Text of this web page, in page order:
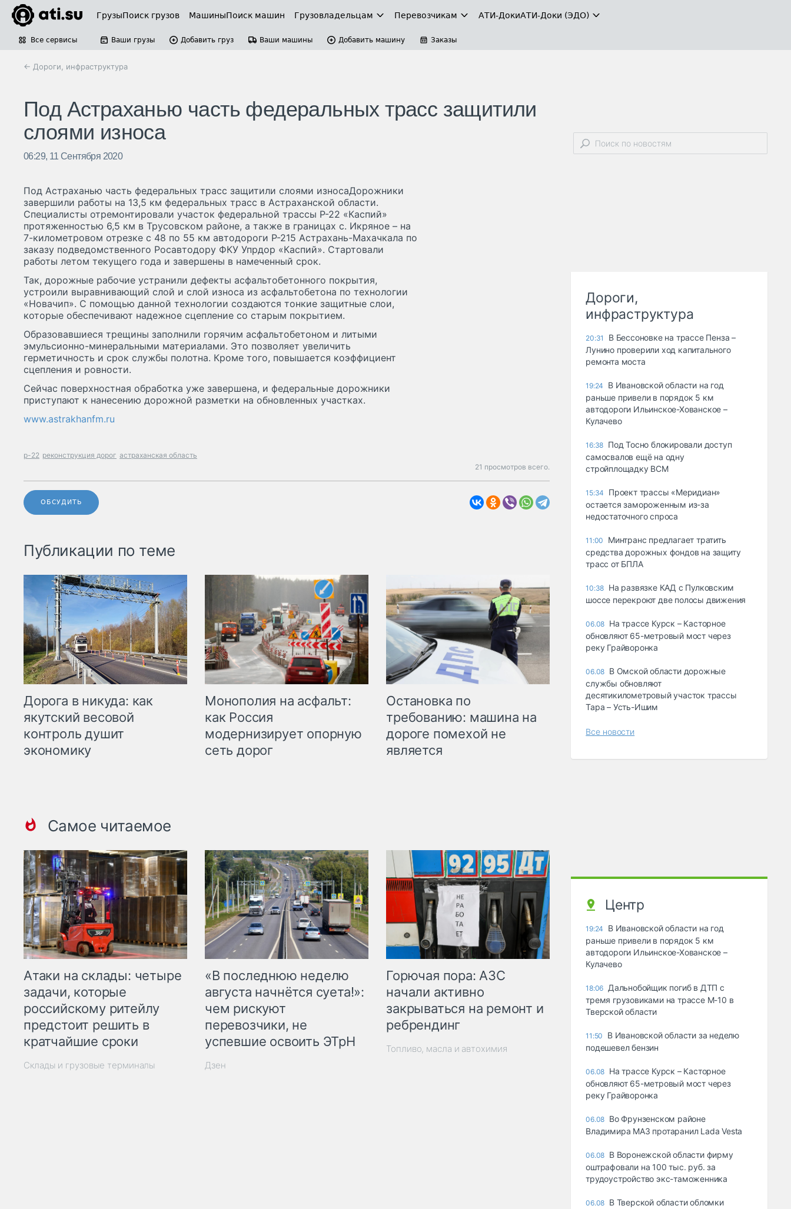
ГрузыПоиск грузов МашиныПоиск машин Грузовладельцам Перевозчикам АТИ-ДокиАТИ-Доки (ЭДО)
Все сервисы Ваши грузы Добавить груз Ваши машины Добавить машину Заказы
← Дороги, инфраструктура
Под Астраханью часть федеральных трасс защитили
слоями износа
06:29, 11 Сентября 2020
Под Астраханью часть федеральных трасс защитили слоями износаДорожники
завершили работы на 13,5 км федеральных трасс в Астраханской области.
Специалисты отремонтировали участок федеральной трассы Р-22 «Каспий»
протяженностью 6,5 км в Трусовском районе, а также в границах с. Икряное – на
7-километровом отрезке с 48 по 55 км автодороги Р-215 Астрахань-Махачкала по
заказу подведомственного Росавтодору ФКУ Упрдор «Каспий». Стартовали
работы летом текущего года и завершены в намеченный срок.
Так, дорожные рабочие устранили дефекты асфальтобетонного покрытия,
устроили выравнивающий слой и слой износа из асфальтобетона по технологии
«Новачип». С помощью данной технологии создаются тонкие защитные слои,
которые обеспечивают надежное сцепление со старым покрытием.
Образовавшиеся трещины заполнили горячим асфальтобетоном и литыми
эмульсионно-минеральными материалами. Это позволяет увеличить
герметичность и срок службы полотна. Кроме того, повышается коэффициент
сцепления и ровности.
Сейчас поверхностная обработка уже завершена, и федеральные дорожники
приступают к нанесению дорожной разметки на обновленных участках.
www.astrakhanfm.ru
р-22 реконструкция дорог астраханская область
21 просмотров всего.
ОБСУДИТЬ
Публикации по теме
Дорога в никуда: как
якутский весовой
контроль душит
экономику
Монополия на асфальт:
как Россия
модернизирует опорную
сеть дорог
Остановка по
требованию: машина на
дороге помехой не
является
Самое читаемое
Атаки на склады: четыре
задачи, которые
российскому ритейлу
предстоит решить в
кратчайшие сроки
Склады и грузовые терминалы
«В последнюю неделю
августа начнётся суета!»:
чем рискуют
перевозчики, не
успевшие освоить ЭТрН
Дзен
Горючая пора: АЗС
начали активно
закрываться на ремонт и
ребрендинг
Топливо, масла и автохимия
Дороги,
инфраструктура
20:31
В Бессоновке на трассе Пенза –
Лунино проверили ход капитального
ремонта моста
19:24
В Ивановской области на год
раньше привели в порядок 5 км
автодороги Ильинское-Хованское –
Кулачево
16:38 Под Тосно блокировали доступ
самосвалов ещё на одну
стройплощадку ВСМ
15:34
Проект трассы «Меридиан»
остается замороженным из-за
недостаточного спроса
11:00
Минтранс предлагает тратить
средства дорожных фондов на защиту
трасс от БПЛА
10:38 На развязке КАД с Пулковским
шоссе перекроют две полосы движения
06.08 На трассе Курск – Касторное
обновляют 65-метровый мост через
реку Грайворонка
06.08 В Омской области дорожные
службы обновляют
десятикилометровый участок трассы
Тара – Усть-Ишим
Все новости
Центр
19:24
В Ивановской области на год
раньше привели в порядок 5 км
автодороги Ильинское-Хованское –
Кулачево
18:06 Дальнобойщик погиб в ДТП с
тремя грузовиками на трассе М-10 в
Тверской области
11:50
В Ивановской области за неделю
подешевел бензин
06.08 На трассе Курск – Касторное
обновляют 65-метровый мост через
реку Грайворонка
06.08 Во Фрунзенском районе
Владимира МАЗ протаранил Lada Vesta
06.08 В Воронежской области фирму
оштрафовали на 100 тыс. руб. за
трудоустройство экс-таможенника
06.08 В Тверской области обломки